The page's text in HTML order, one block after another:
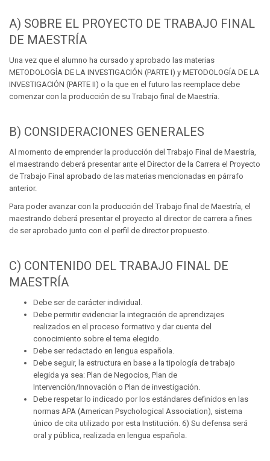
A) SOBRE EL PROYECTO DE TRABAJO FINAL
DE MAESTRÍA
Una vez que el alumno ha cursado y aprobado las materias
METODOLOGÍA DE LA INVESTIGACIÓN (PARTE I) y METODOLOGÍA DE LA
INVESTIGACIÓN (PARTE II) o la que en el futuro las reemplace debe
comenzar con la producción de su Trabajo final de Maestría.
B) CONSIDERACIONES GENERALES
Al momento de emprender la producción del Trabajo Final de Maestría,
el maestrando deberá presentar ante el Director de la Carrera el Proyecto
de Trabajo Final aprobado de las materias mencionadas en párrafo
anterior.
Para poder avanzar con la producción del Trabajo final de Maestría, el
maestrando deberá presentar el proyecto al director de carrera a fines
de ser aprobado junto con el perfil de director propuesto.
C) CONTENIDO DEL TRABAJO FINAL DE
MAESTRÍA
Debe ser de carácter individual.
Debe permitir evidenciar la integración de aprendizajes
realizados en el proceso formativo y dar cuenta del
conocimiento sobre el tema elegido.
Debe ser redactado en lengua española.
Debe seguir, la estructura en base a la tipología de trabajo
elegida ya sea: Plan de Negocios, Plan de
Intervención/Innovación o Plan de investigación.
Debe respetar lo indicado por los estándares definidos en las
normas APA (American Psychological Association), sistema
único de cita utilizado por esta Institución. 6) Su defensa será
oral y pública, realizada en lengua española.